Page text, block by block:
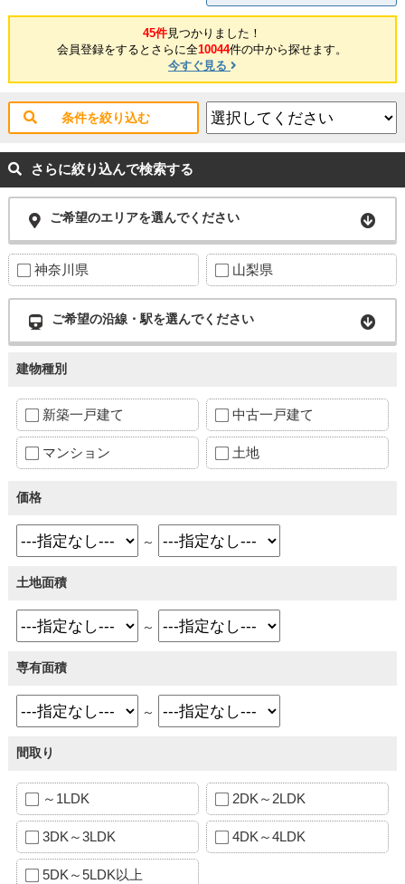
45件見つかりました！
会員登録をするとさらに全10044件の中から探せます。
今すぐ見る
条件を絞り込む
さらに絞り込んで検索する
ご希望のエリアを選んでください
神奈川県 山梨県
ご希望の沿線・駅を選んでください
建物種別
新築一戸建て 中古一戸建て
マンション 土地
価格
～
土地面積
～
専有面積
～
間取り
～1LDK 2DK～2LDK
3DK～3LDK 4DK～4LDK
5DK～5LDK以上